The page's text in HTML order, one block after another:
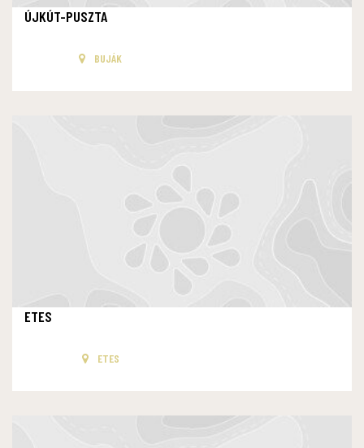
ÚJKÚT-PUSZTA
BUJÁK
ETES
ETES